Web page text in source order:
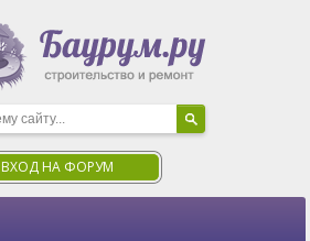
ВХОД НА ФОРУМ